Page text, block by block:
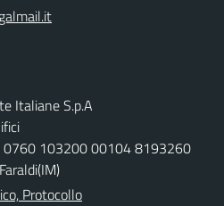
Italiane S.p.A
0760 103200 00104 8193260
Protocollo